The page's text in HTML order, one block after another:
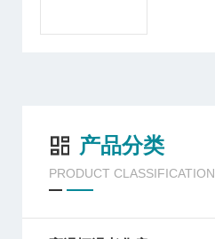
产品分类
PRODUCT CLASSIFICATION